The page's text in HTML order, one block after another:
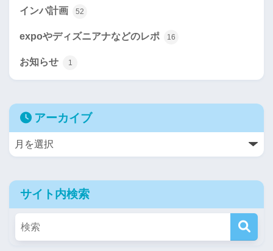
インパ計画 52
expoやディズニアナなどのレポ 16
お知らせ 1
アーカイブ
サイト内検索